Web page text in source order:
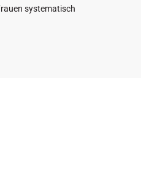
systematisch